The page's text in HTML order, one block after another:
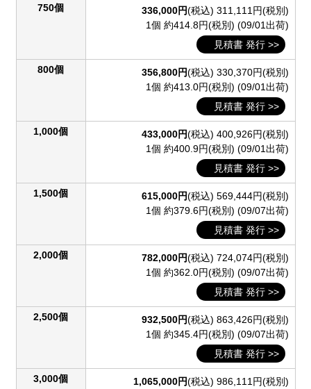
750個 336,000円(税込) 311,111円(税別)
1個 約414.8円(税別) (09/01出荷)
見積書 発行 >>
800個 356,800円(税込) 330,370円(税別)
1個 約413.0円(税別) (09/01出荷)
見積書 発行 >>
1,000個 433,000円(税込) 400,926円(税別)
1個 約400.9円(税別) (09/01出荷)
見積書 発行 >>
1,500個 615,000円(税込) 569,444円(税別)
1個 約379.6円(税別) (09/07出荷)
見積書 発行 >>
2,000個 782,000円(税込) 724,074円(税別)
1個 約362.0円(税別) (09/07出荷)
見積書 発行 >>
2,500個 932,500円(税込) 863,426円(税別)
1個 約345.4円(税別) (09/07出荷)
見積書 発行 >>
3,000個 1,065,000円(税込) 986,111円(税別)